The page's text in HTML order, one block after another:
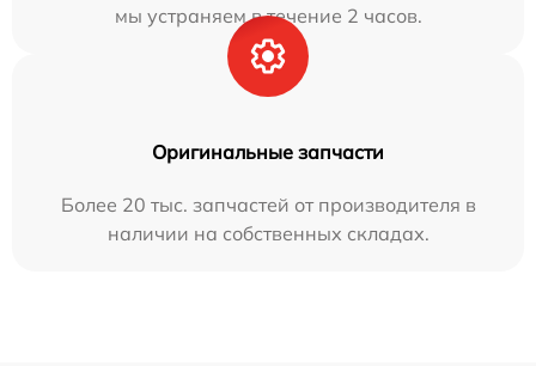
мы устраняем в течение 2 часов.
Оригинальные запчасти
Более 20 тыс. запчастей от производителя в
наличии на собственных складах.